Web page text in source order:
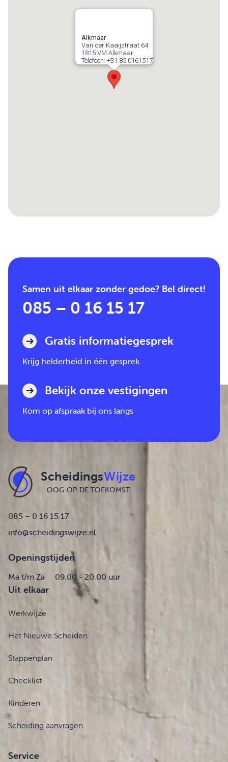
Alkmaar
Van der Kaaijstraat 64
1815 VM Alkmaar
Telefoon: +31 85 0161517
Samen uit elkaar zonder gedoe? Bel direct!
085 – 0 16 15 17
Gratis informatiegesprek
Krijg helderheid in één gesprek
Bekijk onze vestigingen
Kom op afspraak bij ons langs
ScheidingsWijze
OOG OP DE TOEKOMST
085 – 0 16 15 17
info@scheidingswijze.nl
Openingstijden
Ma t/m Za 09.00 - 20.00 uur
Uit elkaar
Werkwijze
Het Nieuwe Scheiden
Stappenplan
Checklist
Kinderen
Scheiding aanvragen
Service